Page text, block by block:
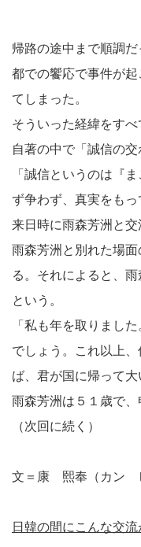
帰路の途中まで順調
都での饗応で事件が
てしまった。
そういった経緯をす
自著の中で「誠信の交
「誠信というのは『
ず争わず、真実をもっ
来日時に雨森芳洲と
雨森芳洲と別れた場
る。それによると、
という。
「私も年を取りまし
でしょう。これ以上
ば、君が国に帰って大
雨森芳洲は５１歳で、
（次回に続く）
文＝康 熙奉（カン
日韓の間にこんな交